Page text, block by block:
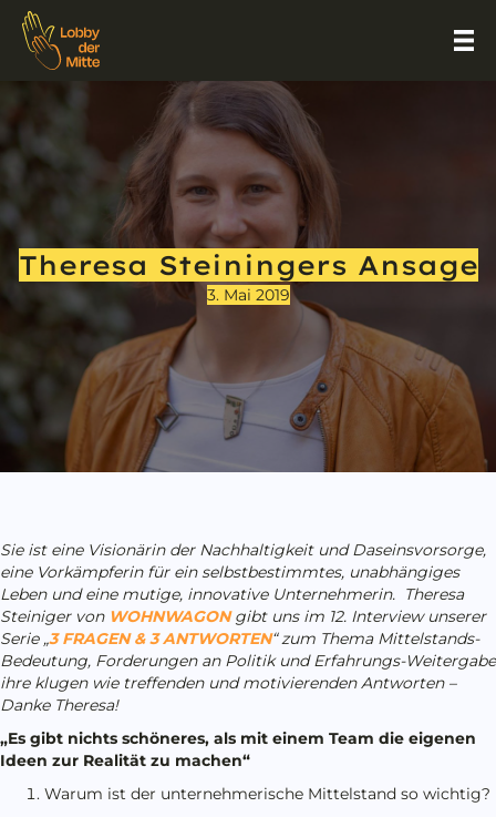
Theresa Steiningers Ansage
3. Mai 2019
Sie ist eine Visionärin der Nachhaltigkeit und Daseinsvorsorge,
eine Vorkämpferin für ein selbstbestimmtes, unabhängiges
Leben und eine mutige, innovative Unternehmerin. Theresa
Steiniger von WOHNWAGONgibt uns im 12. Interview unserer
Serie „3 FRAGEN & 3 ANTWORTEN“ zum Thema Mittelstands-
Bedeutung, Forderungen an Politik und Erfahrungs-Weitergabe
ihre klugen wie treffenden und motivierenden Antworten –
Danke Theresa!
„Es gibt nichts schöneres, als mit einem Team die eigenen
Ideen zur Realität zu machen“
Warum ist der unternehmerische Mittelstand so wichtig?